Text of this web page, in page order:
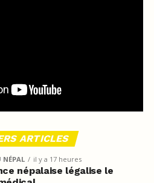
ARTICLES
NÉPAL il y a 17 heures
népalaise légalise le